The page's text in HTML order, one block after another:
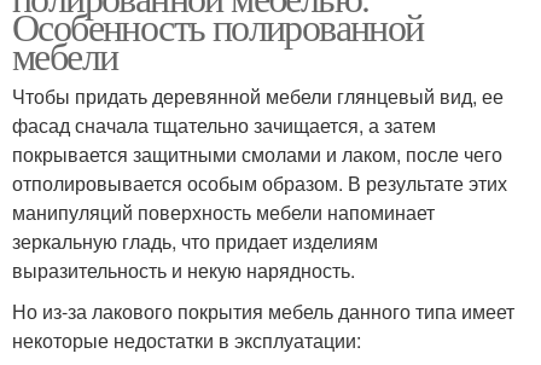
Особенность полированной
мебели
Чтобы придать деревянной мебели глянцевый вид, ее
фасад сначала тщательно зачищается, а затем
покрывается защитными смолами и лаком, после чего
отполировывается особым образом. В результате этих
манипуляций поверхность мебели напоминает
зеркальную гладь, что придает изделиям
выразительность и некую нарядность.
Но из-за лакового покрытия мебель данного типа имеет
некоторые недостатки в эксплуатации: